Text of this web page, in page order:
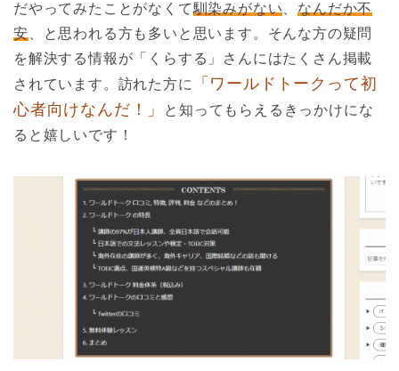
だやってみたことがなくて馴染みがない
なんだか不
安 、と思われる方も多いと思います。そんな方の疑問
を解決する情報が「くらする」さんにはたくさん掲載
されています。訪れた方に
「ワールドトークって初
心者向けなんだ！」
と知ってもらえるきっかけにな
ると嬉しいです！